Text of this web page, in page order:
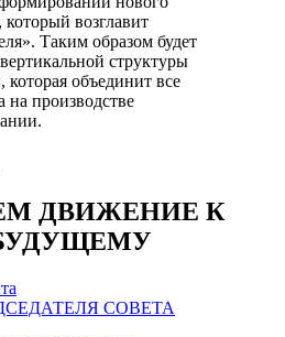
возглавит
Таким образом будет
структуры
объединит все
производстве
ДВИЖЕНИЕ К
СОВЕТА